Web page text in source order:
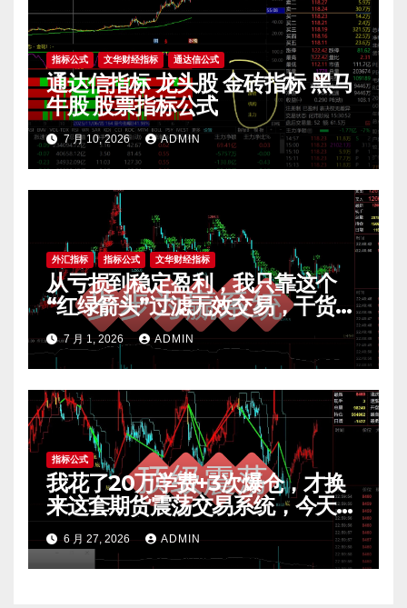
指标公式 文华财经指标 通达信公式
通达信指标 龙头股 金砖指标 黑马
牛股 股票指标公式
7 月 10, 2026 ADMIN
外汇指标 指标公式 文华财经指标
从亏损到稳定盈利，我只靠这个
“红绿箭头”过滤无效交易，干货全
公开 mt4指标
7 月 1, 2026 ADMIN
指标公式
我花了20万学费+3次爆仓，才换
来这套期货震荡交易系统，今天免
费公开核心逻辑
6 月 27, 2026 ADMIN